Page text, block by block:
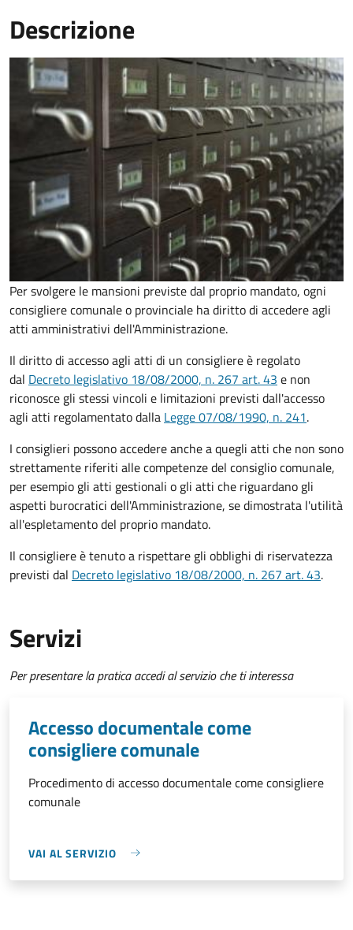
Descrizione
Per svolgere le mansioni previste dal proprio mandato, ogni
consigliere comunale o provinciale ha diritto di accedere agli
atti amministrativi dell'Amministrazione.
Il diritto di accesso agli atti di un consigliere è regolato
dal Decreto legislativo 18/08/2000, n. 267 art. 43 e non
riconosce gli stessi vincoli e limitazioni previsti dall'accesso
agli atti regolamentato dalla Legge 07/08/1990, n. 241.
I consiglieri possono accedere anche a quegli atti che non sono
strettamente riferiti alle competenze del consiglio comunale,
per esempio gli atti gestionali o gli atti che riguardano gli
aspetti burocratici dell'Amministrazione, se dimostrata l'utilità
all'espletamento del proprio mandato.
Il consigliere è tenuto a rispettare gli obblighi di riservatezza
previsti dal Decreto legislativo 18/08/2000, n. 267 art. 43.
Servizi
Per presentare la pratica accedi al servizio che ti interessa
Accesso documentale come
consigliere comunale
Procedimento di accesso documentale come consigliere
comunale
VAI AL SERVIZIO